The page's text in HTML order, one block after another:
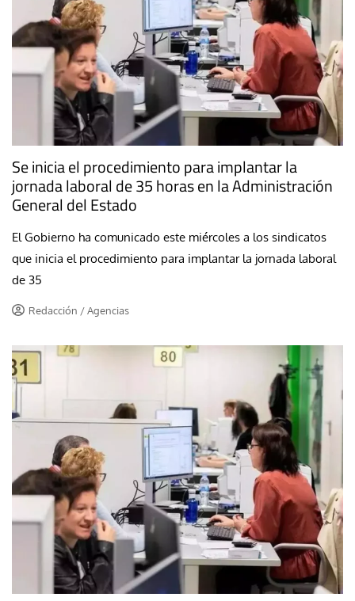
Se inicia el procedimiento para implantar la
jornada laboral de 35 horas en la Administración
General del Estado
El Gobierno ha comunicado este miércoles a los sindicatos
que inicia el procedimiento para implantar la jornada laboral
de 35
Redacción / Agencias